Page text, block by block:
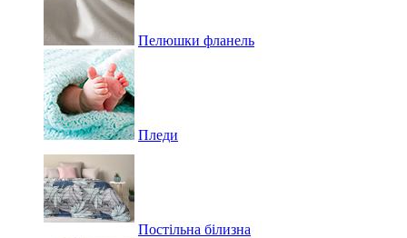
Пелюшки фланель
Пледи
Постільна білизна